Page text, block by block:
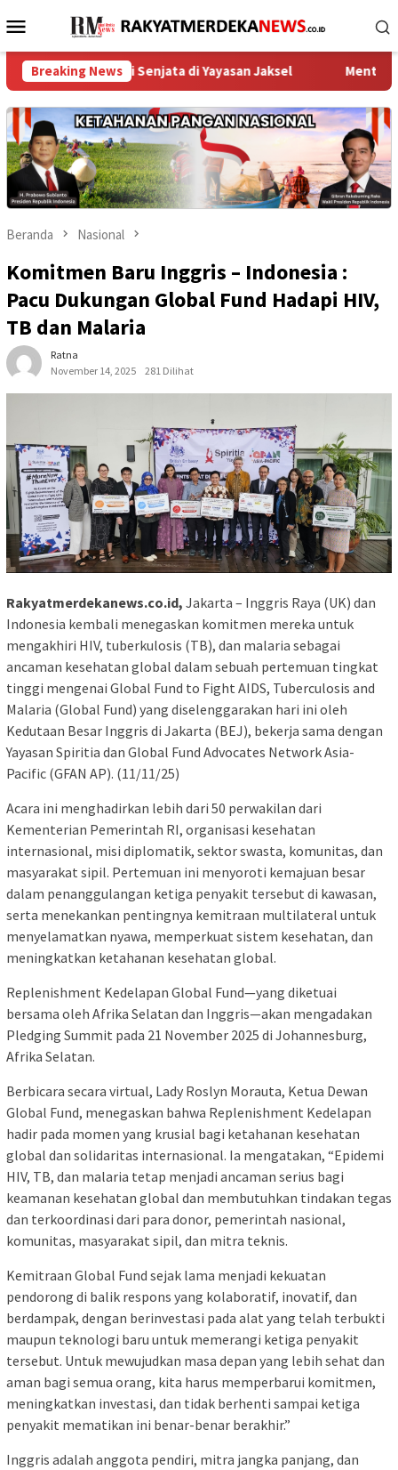
ke
Menu
Mobile
Breaking News
Senjata di Yayasan Jaksel Menteri Nusron Ajak
Beranda Nasional
Komitmen Baru Inggris – Indonesia :
Pacu Dukungan Global Fund Hadapi HIV,
TB dan Malaria
Ratna
November 14, 2025
281 Dilihat
Rakyatmerdekanews.co.id, Jakarta – Inggris Raya (UK) dan
Indonesia kembali menegaskan komitmen mereka untuk
mengakhiri HIV, tuberkulosis (TB), dan malaria sebagai
ancaman kesehatan global dalam sebuah pertemuan tingkat
tinggi mengenai Global Fund to Fight AIDS, Tuberculosis and
Malaria (Global Fund) yang diselenggarakan hari ini oleh
Kedutaan Besar Inggris di Jakarta (BEJ), bekerja sama dengan
Yayasan Spiritia dan Global Fund Advocates Network Asia-
Pacific (GFAN AP). (11/11/25)
Acara ini menghadirkan lebih dari 50 perwakilan dari
Kementerian Pemerintah RI, organisasi kesehatan
internasional, misi diplomatik, sektor swasta, komunitas, dan
masyarakat sipil. Pertemuan ini menyoroti kemajuan besar
dalam penanggulangan ketiga penyakit tersebut di kawasan,
serta menekankan pentingnya kemitraan multilateral untuk
menyelamatkan nyawa, memperkuat sistem kesehatan, dan
meningkatkan ketahanan kesehatan global.
Replenishment Kedelapan Global Fund—yang diketuai
bersama oleh Afrika Selatan dan Inggris—akan mengadakan
Pledging Summit pada 21 November 2025 di Johannesburg,
Afrika Selatan.
Berbicara secara virtual, Lady Roslyn Morauta, Ketua Dewan
Global Fund, menegaskan bahwa Replenishment Kedelapan
hadir pada momen yang krusial bagi ketahanan kesehatan
global dan solidaritas internasional. Ia mengatakan, “Epidemi
HIV, TB, dan malaria tetap menjadi ancaman serius bagi
keamanan kesehatan global dan membutuhkan tindakan tegas
dan terkoordinasi dari para donor, pemerintah nasional,
komunitas, masyarakat sipil, dan mitra teknis.
Kemitraan Global Fund sejak lama menjadi kekuatan
pendorong di balik respons yang kolaboratif, inovatif, dan
berdampak, dengan berinvestasi pada alat yang telah terbukti
maupun teknologi baru untuk memerangi ketiga penyakit
tersebut. Untuk mewujudkan masa depan yang lebih sehat dan
aman bagi semua orang, kita harus memperbarui komitmen,
meningkatkan investasi, dan tidak berhenti sampai ketiga
penyakit mematikan ini benar-benar berakhir.”
Inggris adalah anggota pendiri, mitra jangka panjang, dan